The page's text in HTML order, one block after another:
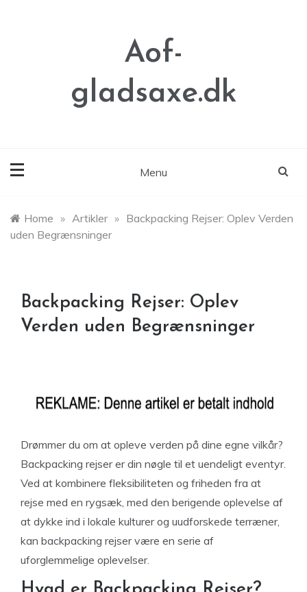
Aof-
gladsaxe.dk
Menu
Home » Artikler » Backpacking Rejser: Oplev Verden
uden Begrænsninger
Backpacking Rejser: Oplev
Verden uden Begrænsninger
Drømmer du om at opleve verden på dine egne vilkår?
Backpacking rejser er din nøgle til et uendeligt eventyr.
Ved at kombinere fleksibiliteten og friheden fra at
rejse med en rygsæk, med den berigende oplevelse af
at dykke ind i lokale kulturer og uudforskede terræner,
kan backpacking rejser være en serie af
uforglemmelige oplevelser.